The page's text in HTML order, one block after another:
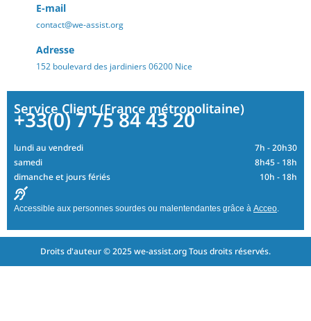
E-mail
contact@we-assist.org
Adresse
152 boulevard des jardiniers 06200 Nice
Service Client (France métropolitaine)
+33(0) 7 75 84 43 20
lundi au vendredi
7h - 20h30
samedi
8h45 - 18h
dimanche et jours fériés
10h - 18h
Accessible aux personnes sourdes ou malentendantes grâce à Acceo.
Droits d'auteur © 2025 we-assist.org Tous droits réservés.